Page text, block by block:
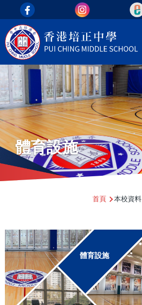
移至主內容
top_area
體育設施
結
首頁 本校資料
體育設施